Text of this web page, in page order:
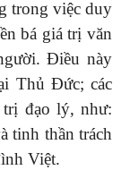
trong việc duy
bá giá trị văn
Điều này
Thủ Đức; các
đạo lý, như:
tinh thần trách
Việt.